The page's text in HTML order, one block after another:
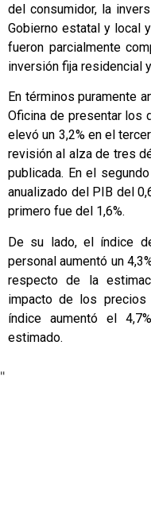
del consumidor, la
Gobierno estatal y local
fueron parcialmente
inversión fija residencial
En términos puramente
Oficina de presentar los
elevó un 3,2% en el
revisión al alza de tres
publicada. En el
anualizado del PIB del
primero fue del 1,6%.
De su lado, el índice
personal aumentó un
respecto de la
impacto de los
índice aumentó el
estimado.
"